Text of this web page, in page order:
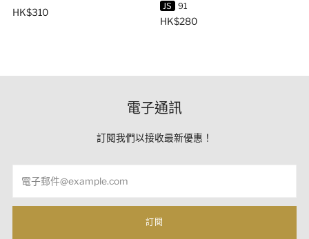
HK$310
JS 91
HK$280
電子通訊
訂閱我們以接收最新優惠！
訂閱